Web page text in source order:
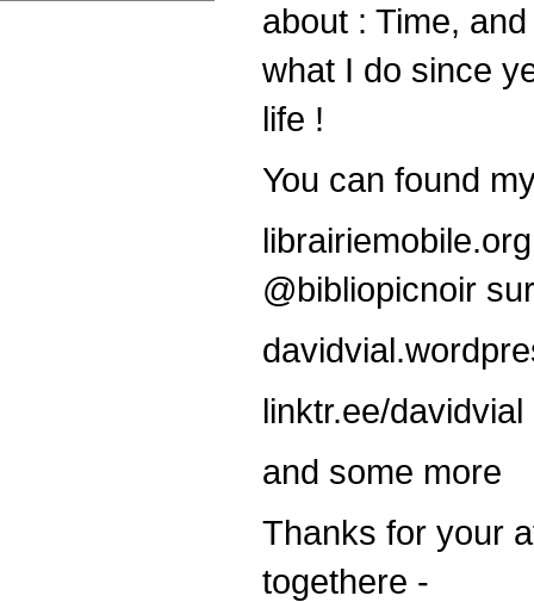
about : Time,
what I do since
life !
You can found
librairiemobile.org
@bibliopicnoir
linktr.ee/davidvial
and some more
Thanks for your
togethere -